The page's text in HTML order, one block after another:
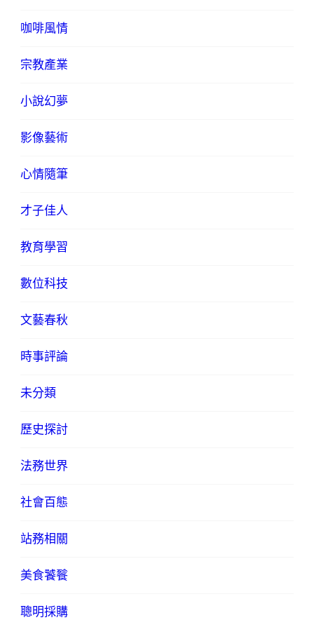
咖啡風情
宗教產業
小說幻夢
影像藝術
心情隨筆
才子佳人
教育學習
數位科技
文藝春秋
時事評論
未分類
歷史探討
法務世界
社會百態
站務相關
美食饕餮
聰明採購